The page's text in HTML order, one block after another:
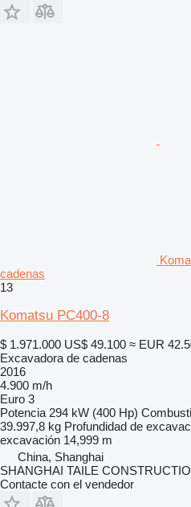
cadenas
13
Komatsu PC400-8
$ 1.971.000 US$ 49.100 ≈ EUR
Excavadora de cadenas
2016
4.900 m/h
Euro 3
Potencia 294 kW (400 Hp)
39.997,8 kg Profundidad de
excavación 14,999 m
China, Shanghai
SHANGHAI TAILE
Contacte con el vendedor